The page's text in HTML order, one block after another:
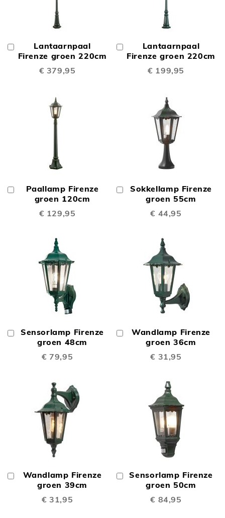
Lantaarnpaal
Firenze groen 220cm
€ 379,95
Winkelwagen
Lantaarnpaal
Firenze groen 220cm
€ 199,95
Winkelwagen
Paallamp Firenze
groen 120cm
€ 129,95
Winkelwagen
Sokkellamp Firenze
groen 55cm
€ 44,95
In
Winkelwagen
Sensorlamp Firenze
groen 48cm
€ 79,95
In
Winkelwagen
Wandlamp Firenze
groen 36cm
€ 31,95
Winkelwagen
Wandlamp Firenze
groen 39cm
€ 31,95
Winkelwagen
Sensorlamp Firenze
groen 50cm
€ 84,95
In
Winkelwagen